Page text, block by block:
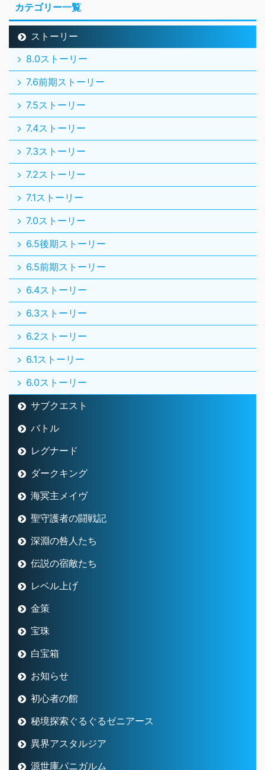
カテゴリー一覧
ストーリー
8.0ストーリー
7.6前期ストーリー
7.5ストーリー
7.4ストーリー
7.3ストーリー
7.2ストーリー
7.1ストーリー
7.0ストーリー
6.5後期ストーリー
6.5前期ストーリー
6.4ストーリー
6.3ストーリー
6.2ストーリー
6.1ストーリー
6.0ストーリー
サブクエスト
バトル
レグナード
ダークキング
海冥主メイヴ
聖守護者の闘戦記
深淵の咎人たち
伝説の宿敵たち
レベル上げ
金策
宝珠
白宝箱
お知らせ
初心者の館
秘境探索ぐるぐるゼニアース
異界アスタルジア
源世庫パニガルム